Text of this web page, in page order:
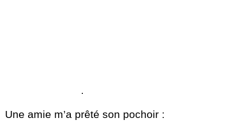
.
Une amie m’a prêté son pochoir :